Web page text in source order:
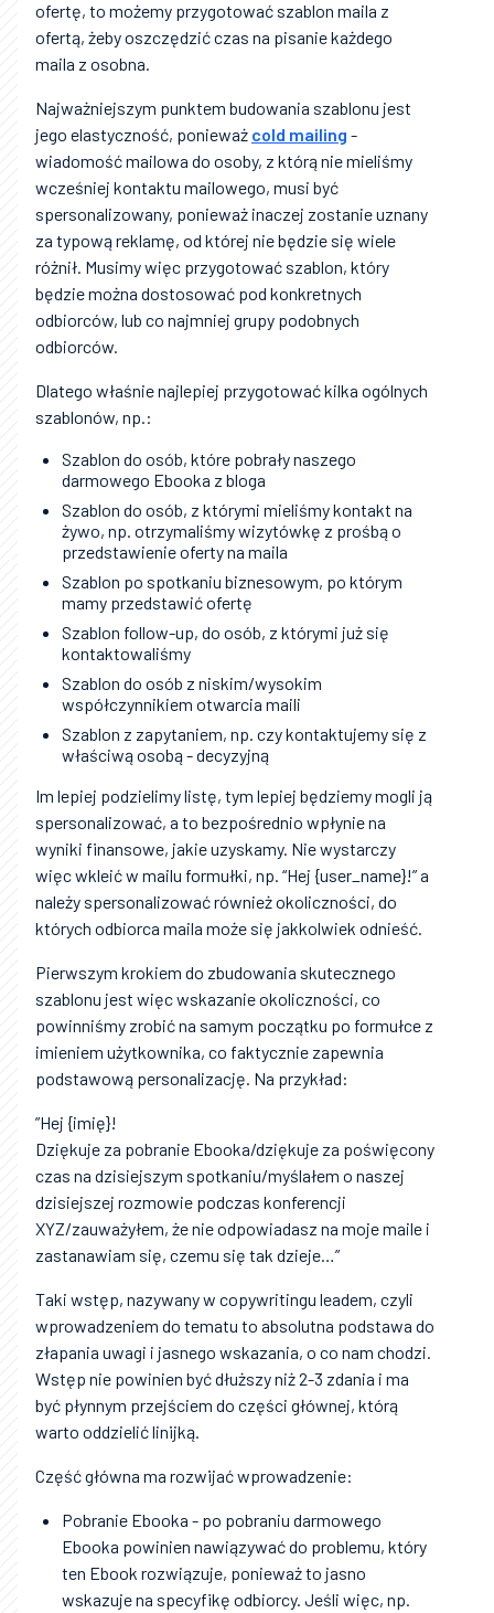
ofertę, to możemy przygotować szablon maila z
ofertą, żeby oszczędzić czas na pisanie każdego
maila z osobna.
Najważniejszym punktem budowania szablonu jest
jego elastyczność, ponieważ cold mailing -
wiadomość mailowa do osoby, z którą nie mieliśmy
wcześniej kontaktu mailowego, musi być
spersonalizowany, ponieważ inaczej zostanie uznany
za typową reklamę, od której nie będzie się wiele
różnił. Musimy więc przygotować szablon, który
będzie można dostosować pod konkretnych
odbiorców, lub co najmniej grupy podobnych
odbiorców.
Dlatego właśnie najlepiej przygotować kilka ogólnych
szablonów, np.:
Szablon do osób, które pobrały naszego
darmowego Ebooka z bloga
Szablon do osób, z którymi mieliśmy kontakt na
żywo, np. otrzymaliśmy wizytówkę z prośbą o
przedstawienie oferty na maila
Szablon po spotkaniu biznesowym, po którym
mamy przedstawić ofertę
Szablon follow-up, do osób, z którymi już się
kontaktowaliśmy
Szablon do osób z niskim/wysokim
współczynnikiem otwarcia maili
Szablon z zapytaniem, np. czy kontaktujemy się z
właściwą osobą - decyzyjną
Im lepiej podzielimy listę, tym lepiej będziemy mogli ją
spersonalizować, a to bezpośrednio wpłynie na
wyniki finansowe, jakie uzyskamy. Nie wystarczy
więc wkleić w mailu formułki, np. “Hej {user_name}!” a
należy spersonalizować również okoliczności, do
których odbiorca maila może się jakkolwiek odnieść.
Pierwszym krokiem do zbudowania skutecznego
szablonu jest więc wskazanie okoliczności, co
powinniśmy zrobić na samym początku po formułce z
imieniem użytkownika, co faktycznie zapewnia
podstawową personalizację. Na przykład:
”Hej {imię}!
Dziękuje za pobranie Ebooka/dziękuje za poświęcony
czas na dzisiejszym spotkaniu/myślałem o naszej
dzisiejszej rozmowie podczas konferencji
XYZ/zauważyłem, że nie odpowiadasz na moje maile i
zastanawiam się, czemu się tak dzieje…”
Taki wstęp, nazywany w copywritingu leadem, czyli
wprowadzeniem do tematu to absolutna podstawa do
złapania uwagi i jasnego wskazania, o co nam chodzi.
Wstęp nie powinien być dłuższy niż 2-3 zdania i ma
być płynnym przejściem do części głównej, którą
warto oddzielić linijką.
Część główna ma rozwijać wprowadzenie:
Pobranie Ebooka - po pobraniu darmowego
Ebooka powinien nawiązywać do problemu, który
ten Ebook rozwiązuje, ponieważ to jasno
wskazuje na specyfikę odbiorcy. Jeśli więc, np.